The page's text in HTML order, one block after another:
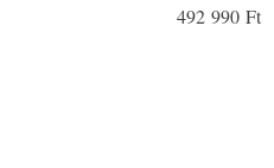
492 990 Ft